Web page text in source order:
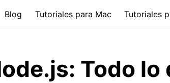
Blog Tutoriales para Mac Tutoriales
Todo